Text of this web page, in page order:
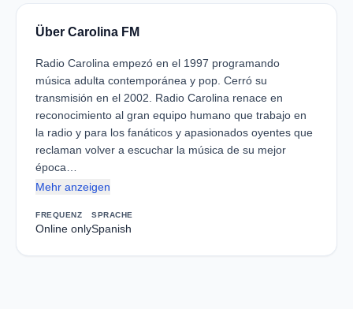
Über Carolina FM
Radio Carolina empezó en el 1997 programando
música adulta contemporánea y pop. Cerró su
transmisión en el 2002. Radio Carolina renace en
reconocimiento al gran equipo humano que trabajo en
la radio y para los fanáticos y apasionados oyentes que
reclaman volver a escuchar la música de su mejor
época…
Mehr anzeigen
FREQUENZ
Online only
SPRACHE
Spanish